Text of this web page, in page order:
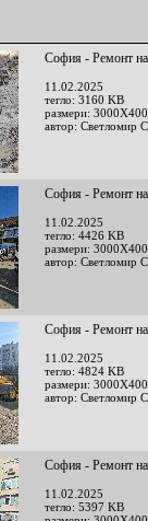
София - Ремонт
11.02.2025
тегло: 3160 KB
размери:
автор: Светломир
София - Ремонт
11.02.2025
тегло: 4426 KB
размери:
автор: Светломир
София - Ремонт
11.02.2025
тегло: 4824 KB
размери:
автор: Светломир
София - Ремонт
11.02.2025
тегло: 5397 KB